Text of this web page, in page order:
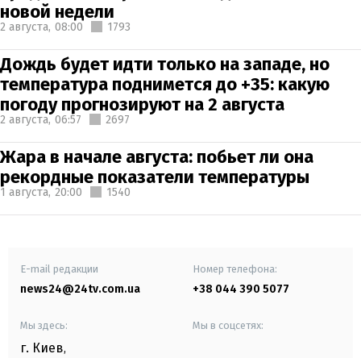
новой недели
2 августа, 08:00 1793
Дождь будет идти только на западе, но
температура поднимется до +35: какую
погоду прогнозируют на 2 августа
2 августа, 06:57 2697
Жара в начале августа: побьет ли она
рекордные показатели температуры
1 августа, 20:00 1540
E-mail редакции
news24@24tv.com.ua
Номер телефона:
+38 044 390 5077
Мы здесь:
г. Киев,
Мы в соцсетях: